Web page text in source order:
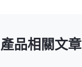
產品相關文章